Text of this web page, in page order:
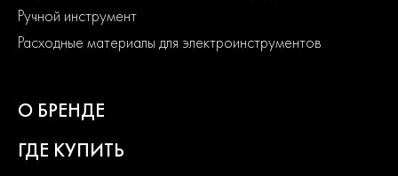
Ручной инструмент
Расходные материалы для электроинструментов
О БРЕНДЕ
ГДЕ КУПИТЬ